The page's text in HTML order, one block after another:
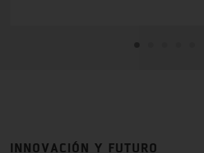
INNOVACIÓN Y FUTURO